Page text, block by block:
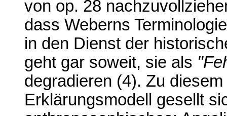
von op. 28
dass Weberns
in den Dienst der
geht gar soweit, sie als
degradieren (4). Zu
Erklärungsmodell gesellt